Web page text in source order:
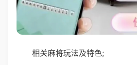
相关麻将玩法及特色;